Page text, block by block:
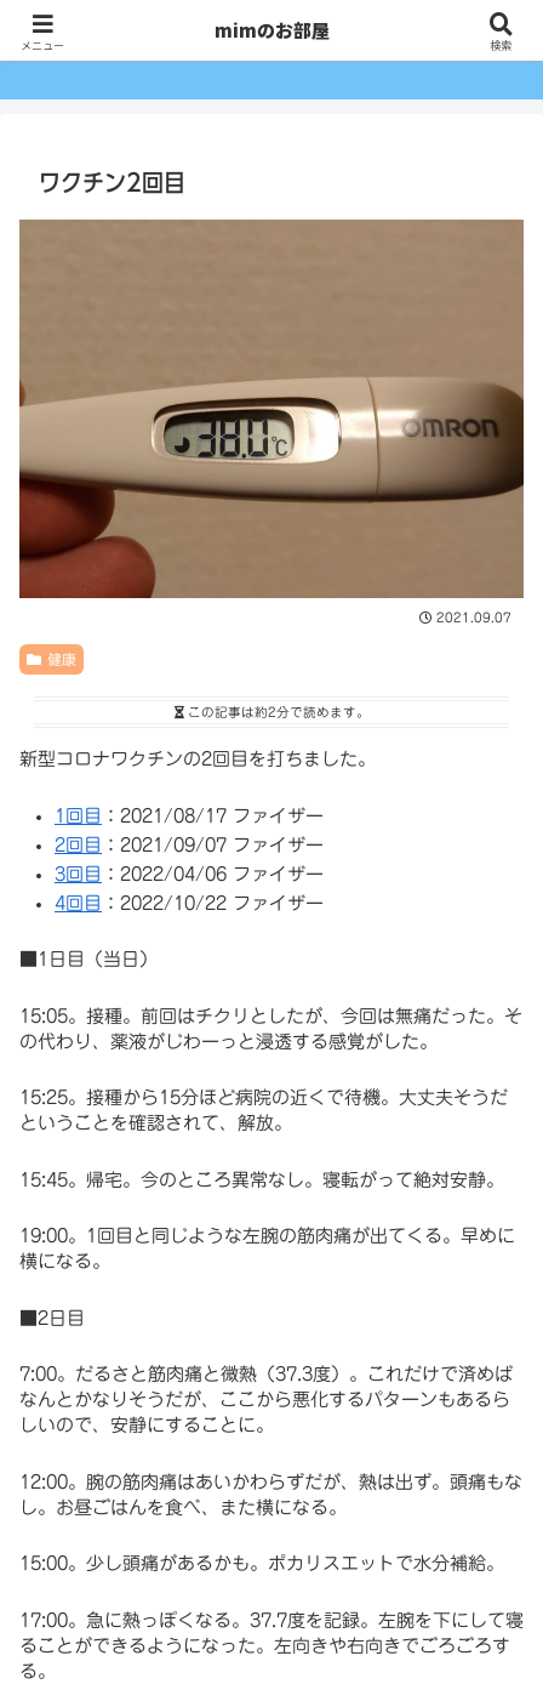
mimのお部屋
ワクチン2回目
2021.09.07
健康
この記事は約2分 で読めます。
新型コロナワクチンの2回目を打ちました。
1回目 ：2021/08/17 ファイザー
2回目 ：2021/09/07 ファイザー
3回目 ：2022/04/06 ファイザー
4回目 ：2022/10/22 ファイザー
■1日目（当日）
15:05。接種。前回はチクリとしたが、今回は無痛だった。そ
の代わり、薬液がじわーっと浸透する感覚がした。
15:25。接種から15分ほど病院の近くで待機。大丈夫そうだ
ということを確認されて、解放。
15:45。帰宅。今のところ異常なし。寝転がって絶対安静。
19:00。1回目と同じような左腕の筋肉痛が出てくる。早めに
横になる。
■2日目
7:00。だるさと筋肉痛と微熱（37.3度）。これだけで済めば
なんとかなりそうだが、ここから悪化するパターンもあるら
しいので、安静にすることに。
12:00。腕の筋肉痛はあいかわらずだが、熱は出ず。頭痛もな
し。お昼ごはんを食べ、また横になる。
15:00。少し頭痛があるかも。ポカリスエットで水分補給。
17:00。急に熱っぽくなる。37.7度を記録。左腕を下にして寝
ることができるようになった。左向きや右向きでごろごろす
る。
メニュー
mimのお部屋
検索